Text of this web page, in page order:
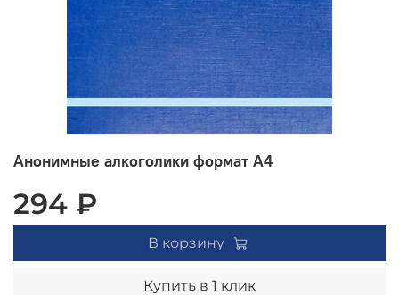
Анонимные алкоголики формат А4
294 ₽
В корзину
Купить в 1 клик